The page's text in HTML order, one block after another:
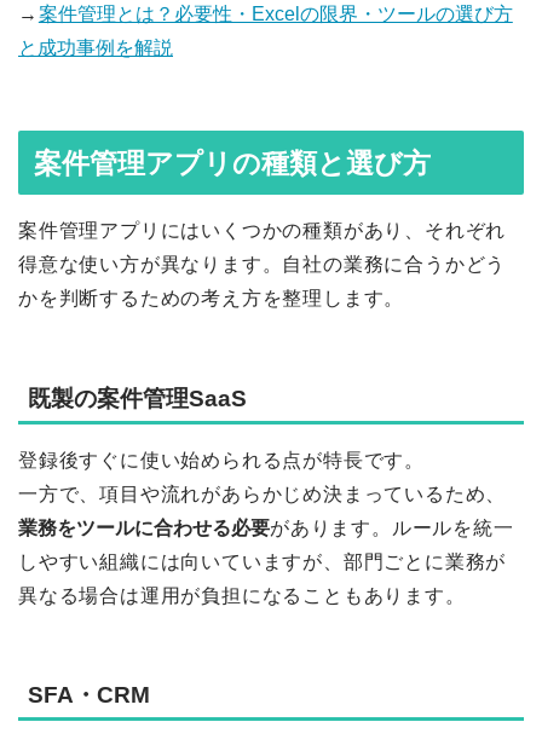
→ 案件管理とは？必要性・Excelの限界・ツールの選び方
と成功事例を解説
案件管理アプリの種類と選び方
案件管理アプリにはいくつかの種類があり、それぞれ
得意な使い方が異なります。自社の業務に合うかどう
かを判断するための考え方を整理します。
既製の案件管理SaaS
登録後すぐに使い始められる点が特長です。
一方で、項目や流れがあらかじめ決まっているため、
業務をツールに合わせる必要があります。ルールを統一
しやすい組織には向いていますが、部門ごとに業務が
異なる場合は運用が負担になることもあります。
SFA・CRM